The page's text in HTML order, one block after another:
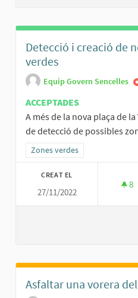
Detecció i creació de
verdes
Equip Govern Sencelles
ACCEPTADES
A més de la nova plaça de
de detecció de possibles
Resultats al filtrar per la
Zones verdes
CREAT EL
27/11/2022
8
Asfaltar una vorera